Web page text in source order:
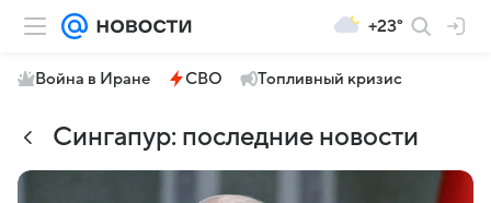
+23°
Война в Иране СВО Топливный кризис
Сингапур: последние новости